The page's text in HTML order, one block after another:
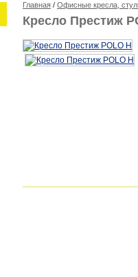
Главная / Офисные кресла,
Кресло Престиж